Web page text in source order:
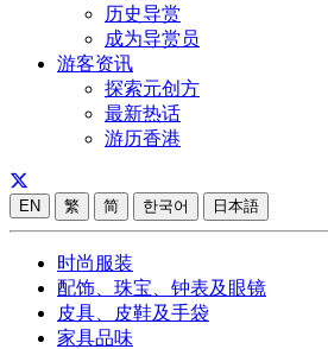
历史导赏
成为导赏员
游客资讯
探索元创方
最新热话
游历香港
EN 繁 简 한국어 日本語
时尚服装
配饰、珠宝、钟表及眼镜
皮具、皮鞋及手袋
家具品味